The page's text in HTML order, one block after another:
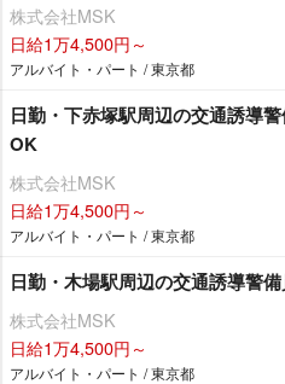
株式会社MSK
日給1万4,500円～
アルバイト・パート / 東京都
日勤・下赤塚駅周辺の交通誘導
OK
株式会社MSK
日給1万4,500円～
アルバイト・パート / 東京都
日勤・木場駅周辺の交通誘導警
株式会社MSK
日給1万4,500円～
アルバイト・パート / 東京都